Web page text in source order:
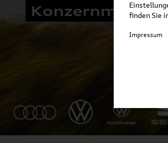
Konzernmarken
finden Sie
Impressum